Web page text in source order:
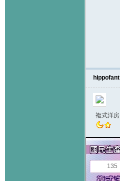
hippofant
複式洋房
135